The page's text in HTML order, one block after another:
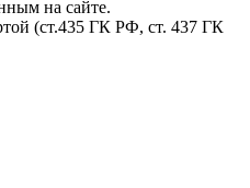
на сайте.
(ст.435 ГК РФ, cт. 437 ГК